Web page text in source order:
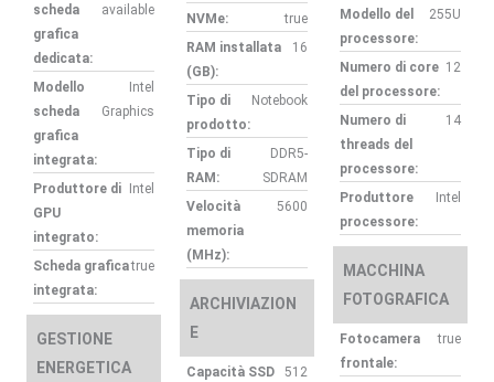
scheda
grafica
dedicata:
available
Modello
scheda
grafica
integrata:
Intel
Graphics
Produttore di
GPU
integrato:
Intel
Scheda grafica
integrata:
true
GESTIONE
ENERGETICA
NVMe:
true
RAM installata
(GB):
16
Tipo di
prodotto:
Notebook
Tipo di
RAM:
DDR5-
SDRAM
Velocità
memoria
(MHz):
5600
ARCHIVIAZION
E
Capacità SSD
512
Modello del
processore:
255U
Numero di core
del processore:
12
Numero di
threads del
processore:
14
Produttore
processore:
Intel
MACCHINA
FOTOGRAFICA
Fotocamera
frontale:
true